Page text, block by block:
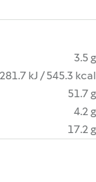
3.5 g
kJ / 545.3 kcal
51.7 g
4.2 g
17.2 g